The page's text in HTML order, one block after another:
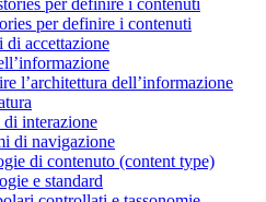
per definire i contenuti
di accettazione
l’architettura dell’informazione
interazione
di navigazione
di contenuto (content type)
e standard